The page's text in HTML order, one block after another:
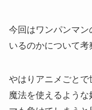
今回はワンパンマ
いるのかについて考
やはりアニメごと
魔法を使えるよう